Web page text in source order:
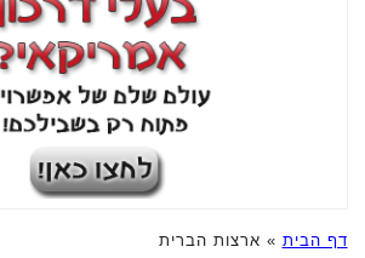
דף הבית » ארצות הברית